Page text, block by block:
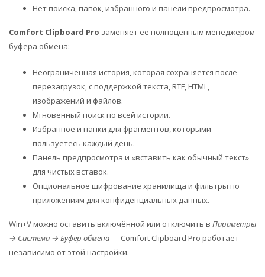
Нет поиска, папок, избранного и панели предпросмотра.
Comfort Clipboard Pro заменяет её полноценным менеджером
буфера обмена:
Неограниченная история, которая сохраняется после
перезагрузок, с поддержкой текста, RTF, HTML,
изображений и файлов.
Мгновенный поиск по всей истории.
Избранное и папки для фрагментов, которыми
пользуетесь каждый день.
Панель предпросмотра и «вставить как обычный текст»
для чистых вставок.
Опциональное шифрование хранилища и фильтры по
приложениям для конфиденциальных данных.
Win+V можно оставить включённой или отключить в Параметры
→ Система → Буфер обмена— Comfort Clipboard Pro работает
независимо от этой настройки.